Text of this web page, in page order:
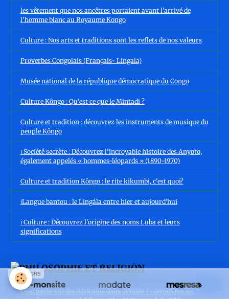
les vêtement que nos ancêtres portaient avant l'arrivé de
l'homme blanc au Royaume Kongo
Culture : Nos arts et traditions sont les reflets de nos valeurs
Proverbes Congolais (Français- Lingala)
Musée national de la république démocratique du Congo
Culture Kôngo : Qu'est ce que le Mintadi ?
Culture et tradition : découvrez les instruments de musique du
peuple Kôngo
ℹ️ Société secrète : Découvrez l'incroyable histoire des Anyoto,
également appelés « hommes-léopards » (1890-1970)
Culture et tradition Kôngo : le rite kikumbi, c'est quoi?
ℹ️Langue bantou : le Lingála entre hier et aujourd’hui
ℹ️ Culture : Découvrez l'origine des noms Luba et leurs
significations
Dieu parle-t-Il des Africains dans la Bible ? : découvrez les
SPONSORS